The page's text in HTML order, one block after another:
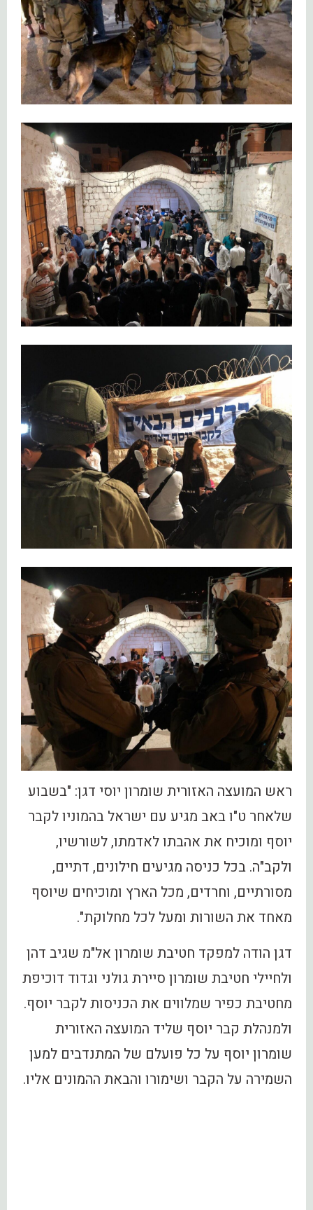
ראש המועצה האזורית שומרון יוסי דגן: "בשבוע
שלאחר ט"ו באב מגיע עם ישראל בהמוניו לקבר
יוסף ומוכיח את אהבתו לאדמתו, לשורשיו,
ולקב"ה. בכל כניסה מגיעים חילונים, דתיים,
מסורתיים, וחרדים, מכל הארץ ומוכיחים שיוסף
מאחד את השורות ומעל לכל מחלוקת".
דגן הודה למפקד חטיבת שומרון אל"מ שגיב דהן
ולחיילי חטיבת שומרון סיירת גולני וגדוד דוכיפת
מחטיבת כפיר שמלווים את הכניסות לקבר יוסף.
ולמנהלת קבר יוסף שליד המועצה האזורית
שומרון יוסף על כל פועלם של המתנדבים למען
השמירה על הקבר ושימורו והבאת ההמונים אליו.